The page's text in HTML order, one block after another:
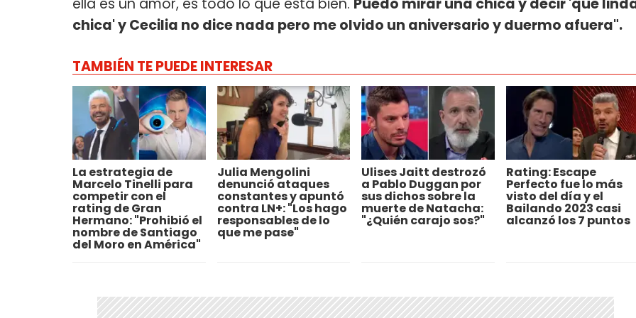
chica' y Cecilia no dice nada pero me olvido un aniversario y duermo afuera".
TAMBIÉN TE PUEDE INTERESAR
La estrategia de
Marcelo Tinelli para
competir con el
rating de Gran
Hermano: "Prohibió el
nombre de Santiago
del Moro en América"
Julia Mengolini
denunció ataques
constantes y apuntó
contra LN+: "Los hago
responsables de lo
que me pase"
Ulises Jaitt destrozó
a Pablo Duggan por
sus dichos sobre la
muerte de Natacha:
"¿Quién carajo sos?"
Rating: Escape
Perfecto fue lo más
visto del día y el
Bailando 2023 casi
alcanzó los 7 puntos